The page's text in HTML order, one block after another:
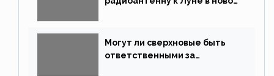
Могут ли сверхновые быть
ответственными за